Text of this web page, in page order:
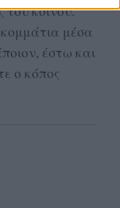
κοινού.
μέσα
έστω και
ο κόπος